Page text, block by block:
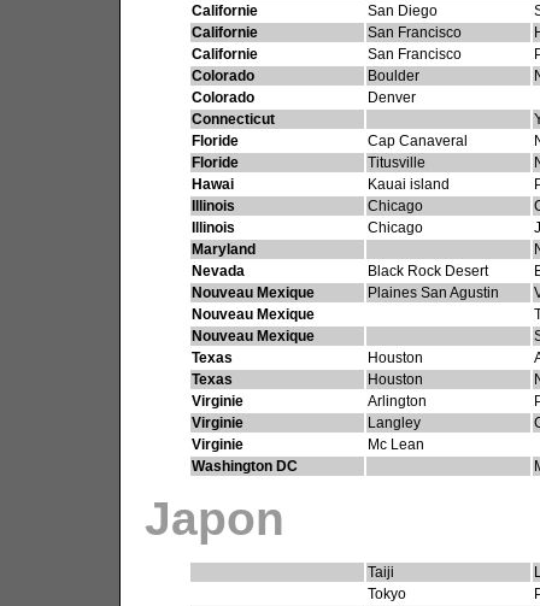
Californie
San Diego
Californie
San Francisco
Californie
San Francisco
Colorado
Boulder
Colorado
Denver
Connecticut
Floride
Cap Canaveral
Floride
Titusville
Hawai
Kauai island
Illinois
Chicago
Illinois
Chicago
Maryland
Nevada
Black Rock Desert
Nouveau Mexique
Plaines San Agustin
Nouveau Mexique
Nouveau Mexique
Texas
Houston
Texas
Houston
Virginie
Arlington
Virginie
Langley
Virginie
Mc Lean
Washington DC
Japon
Taiji
Tokyo